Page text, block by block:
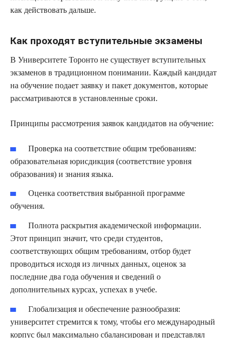
как действовать дальше.
Как проходят вступительные экзамены
В Университете Торонто не существует вступительных
экзаменов в традиционном понимании. Каждый кандидат
на обучение подает заявку и пакет документов, которые
рассматриваются в установленные сроки.
Принципы рассмотрения заявок кандидатов на обучение:
Проверка на соответствие общим требованиям:
образовательная юрисдикция (соответствие уровня
образования) и знания языка.
Оценка соответствия выбранной программе
обучения.
Полнота раскрытия академической информации.
Этот принцип значит, что среди студентов,
соответствующих общим требованиям, отбор будет
проводиться исходя из личных данных, оценок за
последние два года обучения и сведений о
дополнительных курсах, успехах в учебе.
Глобализация и обеспечение разнообразия:
университет стремится к тому, чтобы его международный
корпус был максимально сбалансирован и представлял